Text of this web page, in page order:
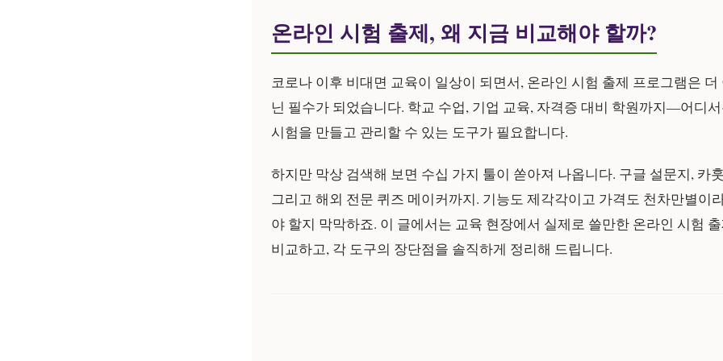
온라인 시험 출제, 왜 지금 비교해야 할까?
코로나 이후 비대면 교육이 일상이 되면서, 온라인 시험 출제 프로그램은
닌 필수가 되었습니다. 학교 수업, 기업 교육, 자격증 대비 학원까지—어디
시험을 만들고 관리할 수 있는 도구가 필요합니다.
하지만 막상 검색해 보면 수십 가지 툴이 쏟아져 나옵니다. 구글 설문지, 카
그리고 해외 전문 퀴즈 메이커까지. 기능도 제각각이고 가격도 천차만별이
야 할지 막막하죠. 이 글에서는 교육 현장에서 실제로 쓸만한 온라인 시험
비교하고, 각 도구의 장단점을 솔직하게 정리해 드립니다.